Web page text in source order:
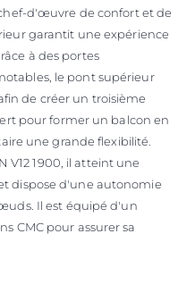
d'œuvre de confort et de
garantit une expérience
à des portes
le pont supérieur
de créer un troisième
pour former un balcon en
une grande flexibilité.
V12 1900, il atteint une
dispose d'une autonomie
Il est équipé d'un
CMC pour assurer sa